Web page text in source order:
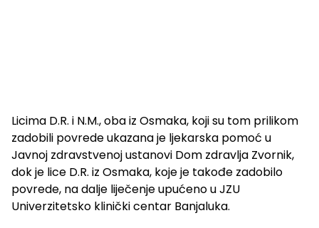
Licima D.R. i N.M., oba iz Osmaka, koji su tom prilikom
zadobili povrede ukazana je ljekarska pomoć u
Javnoj zdravstvenoj ustanovi Dom zdravlja Zvornik,
dok je lice D.R. iz Osmaka, koje je takođe zadobilo
povrede, na dalje liječenje upućeno u JZU
Univerzitetsko klinički centar Banjaluka.